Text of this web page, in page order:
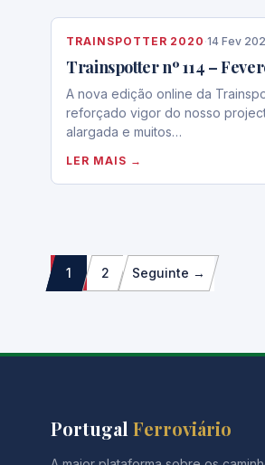
TRAINSPOTTER 2020 ·14 Fev
Trainspotter nº 114 –
A nova edição online da
reforçado vigor do nosso
alargada e muitos…
LER MAIS →
Paginação
dos
1 2 Seguinte →
Portugal Ferroviário